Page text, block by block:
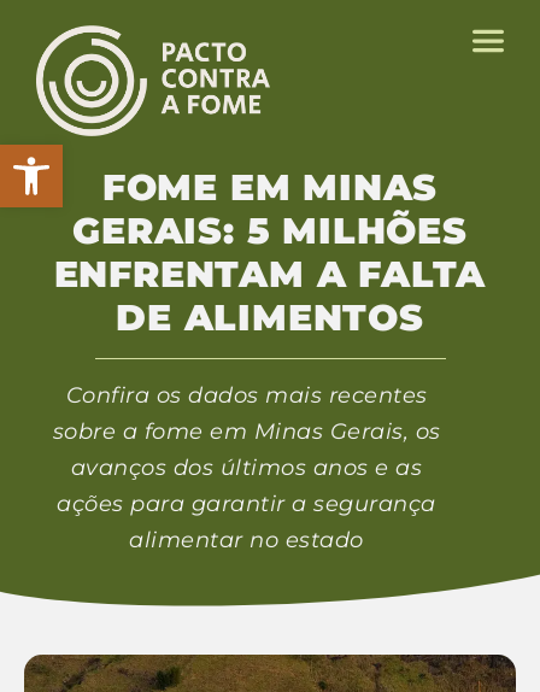
Abrir a barra de ferramentas
FOME EM MINAS
GERAIS: 5 MILHÕES
ENFRENTAM A FALTA
DE ALIMENTOS
Confira os dados mais recentes
sobre a fome em Minas Gerais, os
avanços dos últimos anos e as
ações para garantir a segurança
alimentar no estado